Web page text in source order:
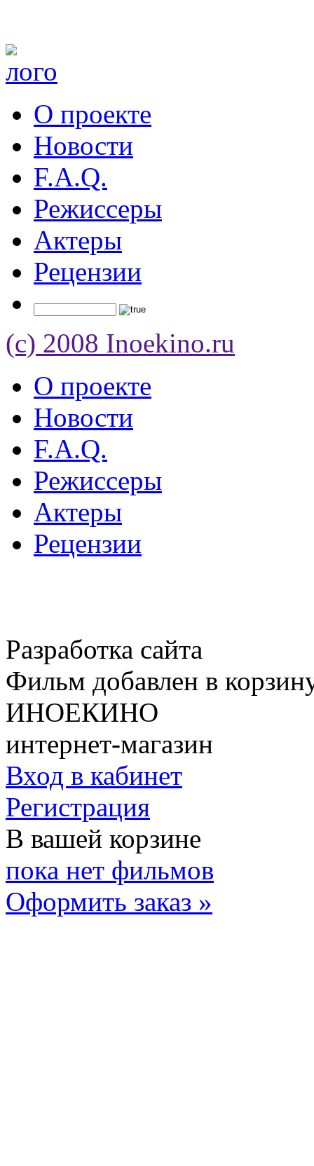
О проекте
Новости
F.A.Q.
Режиссеры
Актеры
Рецензии
(c) 2008 Inoekino.ru
О проекте
Новости
F.A.Q.
Режиссеры
Актеры
Рецензии
Разработка сайта
Фильм добавлен в
ИНОЕКИНО
интернет-магазин
Вход в кабинет
Регистрация
В вашей корзине
пока нет фильмов
Оформить заказ »